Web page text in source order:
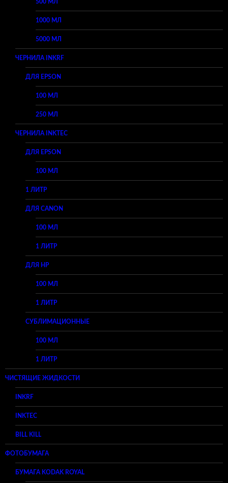
500 МЛ
1000 МЛ
5000 МЛ
ЧЕРНИЛА INKRF
ДЛЯ EPSON
100 МЛ
250 МЛ
ЧЕРНИЛА INKTEC
ДЛЯ EPSON
100 МЛ
1 ЛИТР
ДЛЯ CANON
100 МЛ
1 ЛИТР
ДЛЯ HP
100 МЛ
1 ЛИТР
СУБЛИМАЦИОННЫЕ
100 МЛ
1 ЛИТР
ЧИСТЯЩИЕ ЖИДКОСТИ
INKRF
INKTEC
BILL KILL
ФОТОБУМАГА
БУМАГА KODAK ROYAL